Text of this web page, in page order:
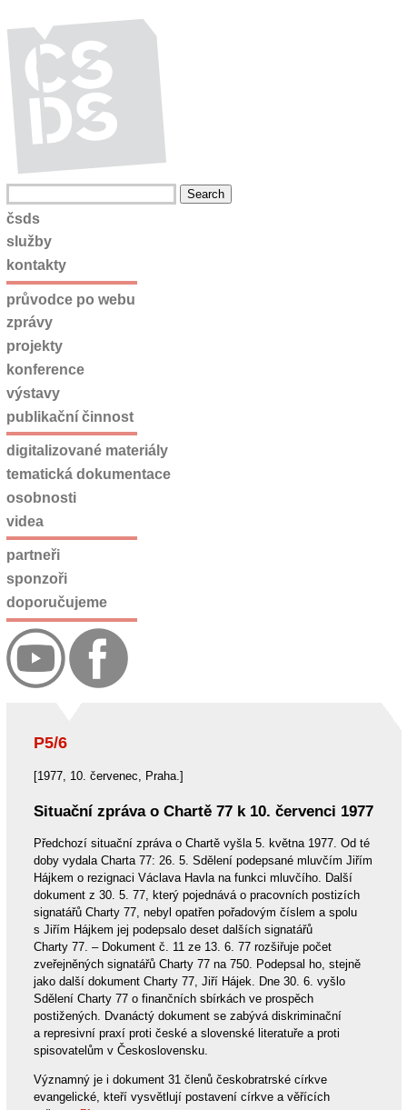
P5/6
[1977, 10. červenec, Praha.]
Situační zpráva o Chartě 77 k 10. červenci 1977
Předchozí situační zpráva o Chartě vyšla 5. května 1977. Od té
doby vydala Charta 77: 26. 5. Sdělení podepsané mluvčím Jiřím
Hájkem o rezignaci Václava Havla na funkci mluvčího. Další
dokument z 30. 5. 77, který pojednává o pracovních postizích
signatářů Charty 77, nebyl opatřen pořadovým číslem a spolu
s Jiřím Hájkem jej podepsalo deset dalších signatářů
Charty 77. – Dokument č. 11 ze 13. 6. 77 rozšiřuje počet
zveřejněných signatářů Charty 77 na 750. Podepsal ho, stejně
jako další dokument Charty 77, Jiří Hájek. Dne 30. 6. vyšlo
Sdělení Charty 77 o finančních sbírkách ve prospěch
postižených. Dvanáctý dokument se zabývá diskriminační
a represivní praxí proti české a slovenské literatuře a proti
spisovatelům v Československu.
Významný je i dokument 31 členů českobratrské církve
evangelické, kteří vysvětlují postavení církve a věřících
čsds
služby
kontakty
průvodce po webu
zprávy
projekty
konference
výstavy
publikační činnost
digitalizované materiály
tematická dokumentace
osobnosti
videa
partneři
sponzoři
doporučujeme